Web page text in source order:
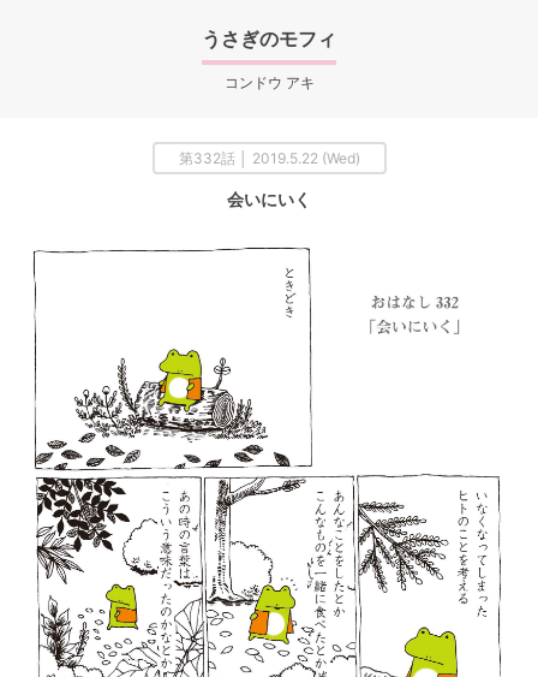
うさぎのモフィ
コンドウ アキ
第332話 │ 2019.5.22 (Wed)
会いにいく